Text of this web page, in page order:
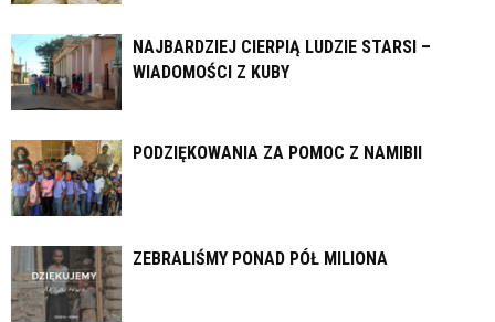
NAJBARDZIEJ CIERPIĄ LUDZIE STARSI –
WIADOMOŚCI Z KUBY
PODZIĘKOWANIA ZA POMOC Z NAMIBII
ZEBRALIŚMY PONAD PÓŁ MILIONA